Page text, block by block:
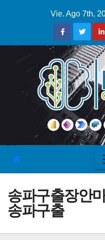
Vie. Ago 7th,
송파구출장안
송파구출